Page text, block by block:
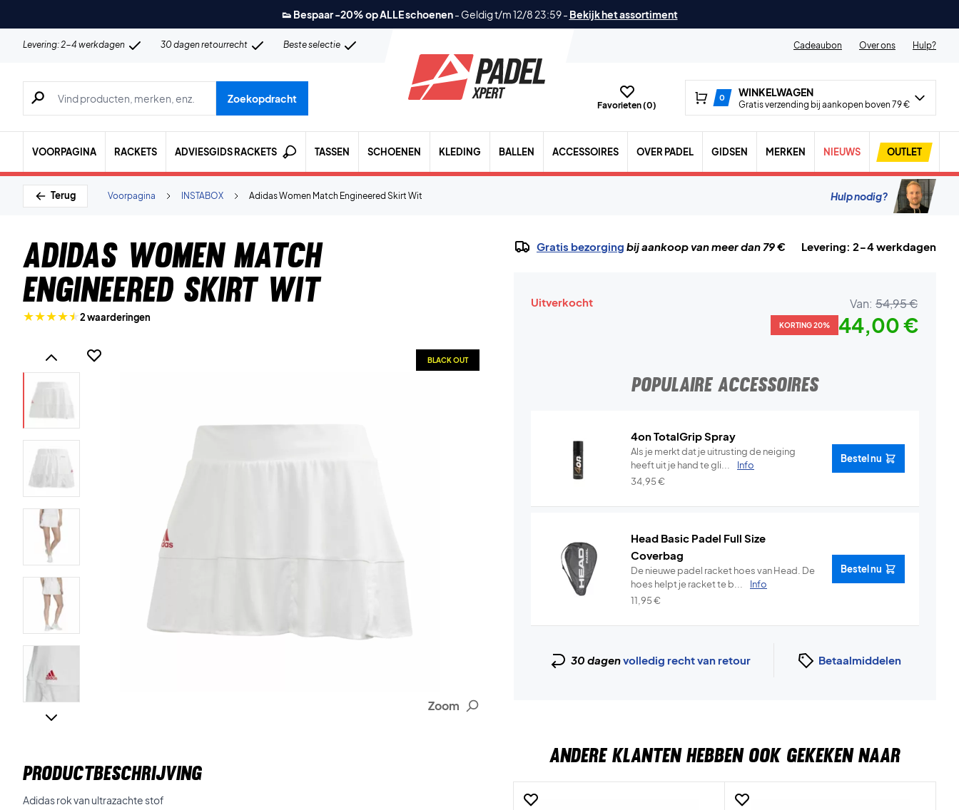
👟 Bespaar -20% op ALLE schoenen- Geldig t/m 12/8 23:59- Bekijk het assortiment
Levering: 2-4 werkdagen 30 dagen retourrecht Beste selectie Cadeaubon Over ons Hulp?
Zoeken naar producten, merken etc.
Zoekopdracht
Favorieten (0)
0 WINKELWAGEN
Gratis verzending bij aankopen boven 79 €
VOORPAGINA RACKETS ADVIESGIDS RACKETS TASSEN SCHOENEN KLEDING BALLEN ACCESSOIRES OVER PADEL GIDSEN MERKEN NIEUWS OUTLET
Terug Adidas Women Match Engineered Skirt Wit
INSTABOX
Voorpagina Hulp nodig?
Adidas Women Match
Engineered Skirt Wit
2 waarderingen
Zoom
BLACK OUT
PRODUCTBESCHRIJVING
Adidas rok van ultrazachte stof
Gratis bezorging bij aankoop van meer dan 79 € Levering: 2-4 werkdagen
Uitverkocht Van: 54,95 €
KORTING 20% 44,00 €
POPULAIRE ACCESSOIRES
4on TotalGrip Spray
Als je merkt dat je uitrusting de neiging
heeft uit je hand te gli...
Info
34,95€
Bestel nu
Head Basic Padel Full Size
Coverbag
De nieuwe padel racket hoes van Head. De
hoes helpt je racket te b...
Info
11,95€
Bestel nu
30 dagenvolledig recht van retour Betaalmiddelen
ANDERE KLANTEN HEBBEN OOK GEKEKEN NAAR